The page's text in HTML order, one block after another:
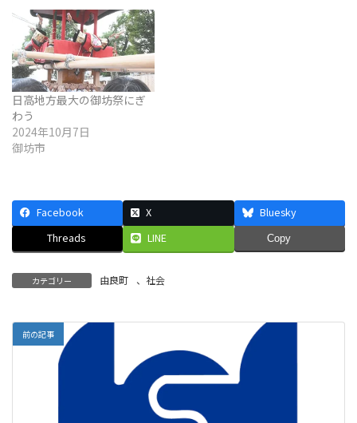
日高地方最大の御坊祭にぎ
わう
2024年10月7日
御坊市
Facebook X
Bluesky
Threads
LINE Copy
カテゴリー 由良町 、 社会
前の記事